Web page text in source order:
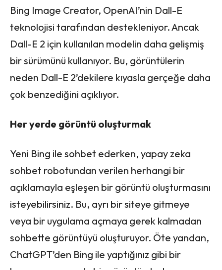
Bing Image Creator, OpenAI’nin Dall-E
teknolojisi tarafından destekleniyor. Ancak
Dall-E 2 için kullanılan modelin daha gelişmiş
bir sürümünü kullanıyor. Bu, görüntülerin
neden Dall-E 2’dekilere kıyasla gerçeğe daha
çok benzediğini açıklıyor.
Her yerde görüntü oluşturmak
Yeni Bing ile sohbet ederken, yapay zeka
sohbet robotundan verilen herhangi bir
açıklamayla eşleşen bir görüntü oluşturmasını
isteyebilirsiniz. Bu, ayrı bir siteye gitmeye
veya bir uygulama açmaya gerek kalmadan
sohbette görüntüyü oluşturuyor. Öte yandan,
ChatGPT’den Bing ile yaptığınız gibi bir